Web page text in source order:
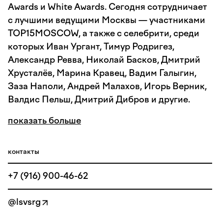
Awards и White Awards. Сегодня сотрудничает
с лучшими ведущими Москвы — участниками
TOP15MOSCOW, а также с селебрити, среди
которых Иван Ургант, Тимур Родригез,
Александр Ревва, Николай Басков, Дмитрий
Хрусталёв, Марина Кравец, Вадим Галыгин,
Заза Наполи, Андрей Малахов, Игорь Верник,
Валдис Пельш, Дмитрий Дибров и другие.
показать больше
контакты
+7 (916) 900-46-62
@lsvsrg